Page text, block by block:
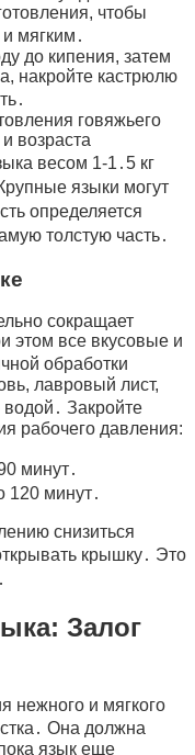
чтобы
мягким․
до кипения, затем
накройте кастрюлю
говяжьего
возраста
весом 1-1․5 кг
языки могут
определяется
толстую часть․
сокращает
этом все вкусовые и
обработки
лавровый лист,
водой․ Закройте
рабочего давления:
минут․
120 минут․
снизиться
крышку․ Это
Залог
нежного и мягкого
Она должна
язык еще